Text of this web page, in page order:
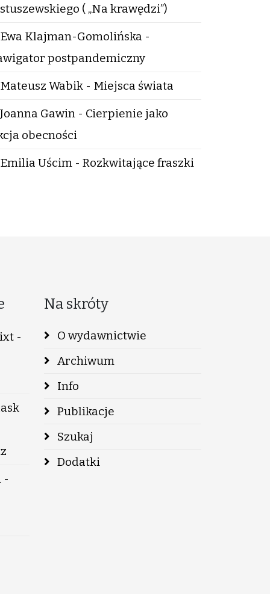
( „Na krawędzi”)
Ewa Klajman-Gomolińska -
postpandemiczny
Mateusz Wabik - Miejsca świata
Joanna Gawin - Cierpienie jako
obecności
Emilia Uścim - Rozkwitające fraszki
-
-
Na skróty
O wydawnictwie
Archiwum
Info
Publikacje
Szukaj
Dodatki